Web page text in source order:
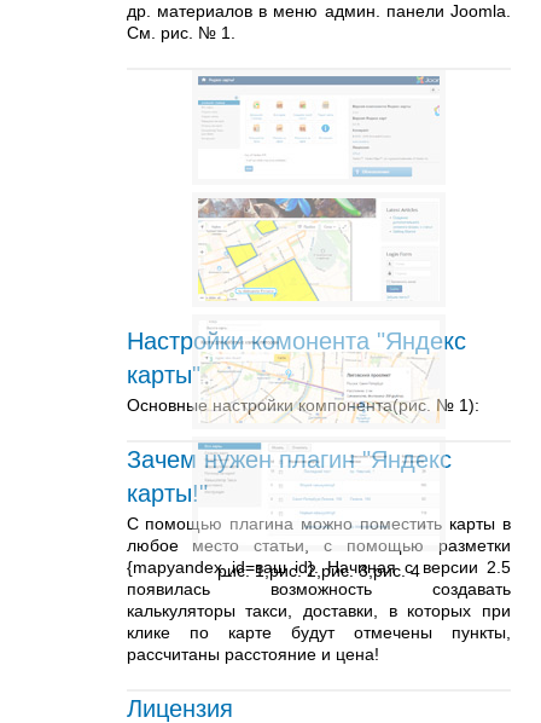
др. материалов в меню админ. панели Joomla.
См. рис. № 1.
рис. 1,рис. 2,рис. 3,рис. 4
Настройки комонента "Яндекс
карты"
Основные настройки компонента(рис. № 1):
Зачем нужен плагин "Яндекс
карты!"
С помощью плагина можно поместить карты в
любое место статьи, с помощью разметки
{mapyandex_id=ваш id}. Начиная с версии 2.5
появилась возможность создавать
калькуляторы такси, доставки, в которых при
клике по карте будут отмечены пункты,
рассчитаны расстояние и цена!
Лицензия